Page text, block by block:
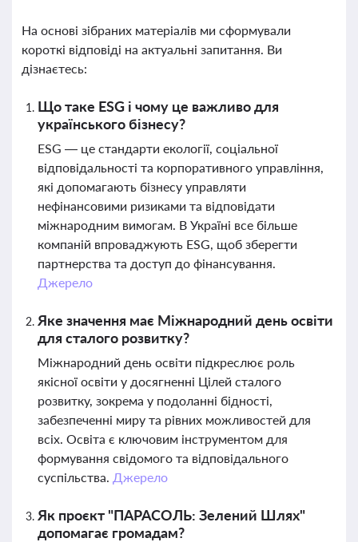
На основі зібраних матеріалів ми сформували
короткі відповіді на актуальні запитання. Ви
дізнаєтесь:
Що таке ESG і чому це важливо для
українського бізнесу?
ESG — це стандарти екології, соціальної
відповідальності та корпоративного управління,
які допомагають бізнесу управляти
нефінансовими ризиками та відповідати
міжнародним вимогам. В Україні все більше
компаній впроваджують ESG, щоб зберегти
партнерства та доступ до фінансування.
Джерело
Яке значення має Міжнародний день освіти
для сталого розвитку?
Міжнародний день освіти підкреслює роль
якісної освіти у досягненні Цілей сталого
розвитку, зокрема у подоланні бідності,
забезпеченні миру та рівних можливостей для
всіх. Освіта є ключовим інструментом для
формування свідомого та відповідального
суспільства. Джерело
Як проєкт "ПАРАСОЛЬ: Зелений Шлях"
допомагає громадам?